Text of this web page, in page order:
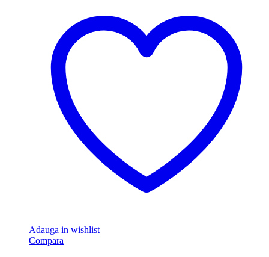
Adauga in wishlist
Compara